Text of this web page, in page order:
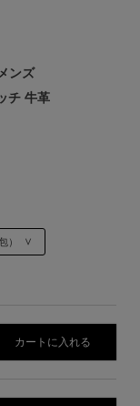
ンズ
チ 牛革
カートに入れる